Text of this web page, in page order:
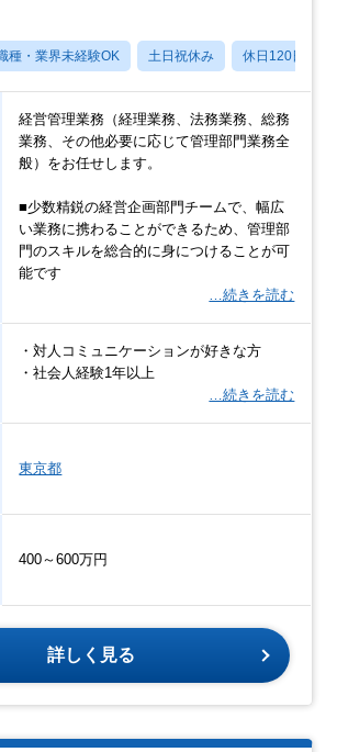
種・業界未経験OK 土日祝休み 休日120日以上
経営管理業務（経理業務、法務業務、総務
業務、その他必要に応じて管理部門業務全
般）をお任せします。
■少数精鋭の経営企画部門チームで、幅広
い業務に携わることができるため、管理部
門のスキルを総合的に身につけることが可
能です
…続きを読む
・対人コミュニケーションが好きな方
・社会人経験1年以上
…続きを読む
東京都
400～600万円
詳しく見る